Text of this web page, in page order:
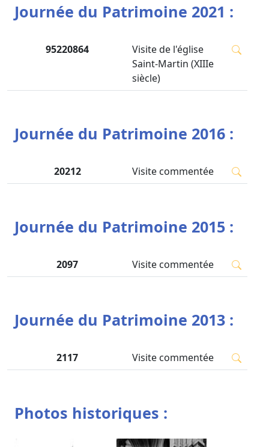
Journée du Patrimoine 2021 :
95220864
Visite de l'église
Saint-Martin (XIIIe
siècle)
Journée du Patrimoine 2016 :
20212 Visite commentée
Journée du Patrimoine 2015 :
2097 Visite commentée
Journée du Patrimoine 2013 :
2117 Visite commentée
Photos historiques :